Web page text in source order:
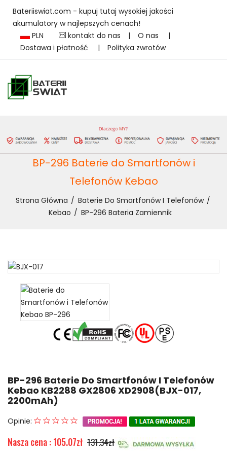
Bateriiswiat.com - kupuj tutaj wysokiej jakości
akumulatory w najlepszych cenach!
PLN
kontakt do nas | O nas
|
Dostawa i płatność
| Polityka zwrotów
BP-296 Baterie do Smartfonów i
Telefonów Kebao
Strona Główna
Baterie Do Smartfonów I Telefonów
Kebao
BP-296 Bateria Zamiennik
BP-296 Baterie Do Smartfonów I Telefonów
Kebao KB2288 GX2806 XD2908(BJX-017,
2200mAh)
Opinie:
Nasza cena : 105.07zł 131.34zł